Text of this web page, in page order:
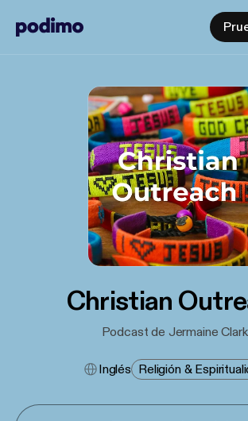
Christian
Podcast de Jermaine
Inglés Religión &